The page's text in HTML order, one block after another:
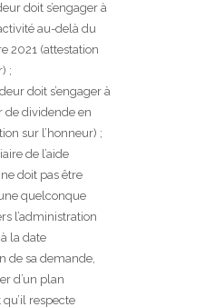
doit s’engager à
au-delà du
2021 (attestation
;
doit s’engager à
de dividende en
sur l’honneur) ;
de l’aide
doit pas être
quelconque
l’administration
la date
de sa demande,
d’un plan
respecte